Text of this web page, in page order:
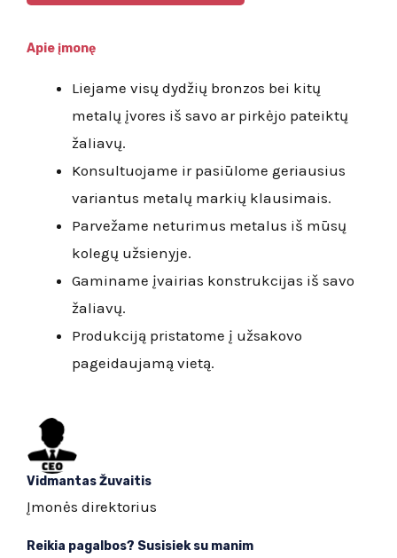
Apie įmonę
Liejame visų dydžių bronzos bei kitų
metalų įvores iš savo ar pirkėjo pateiktų
žaliavų.
Konsultuojame ir pasiūlome geriausius
variantus metalų markių klausimais.
Parvežame neturimus metalus iš mūsų
kolegų užsienyje.
Gaminame įvairias konstrukcijas iš savo
žaliavų.
Produkciją pristatome į užsakovo
pageidaujamą vietą.
Vidmantas Žuvaitis
Įmonės direktorius
Reikia pagalbos? Susisiek su manim